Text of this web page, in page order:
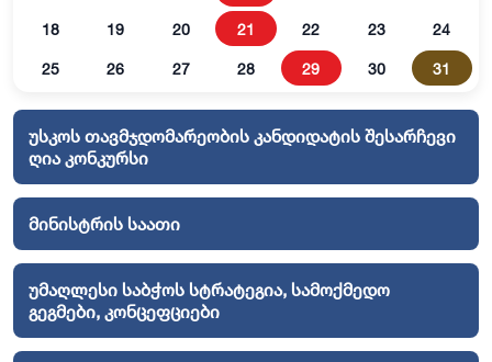
18 19 20 21 22 23 24
25 26 27 28 29 30 31
უსკოს თავმჯდომარეობის კანდიდატის შესარჩევი
ღია კონკურსი
მინისტრის საათი
უმაღლესი საბჭოს სტრატეგია, სამოქმედო
გეგმები, კონცეფციები